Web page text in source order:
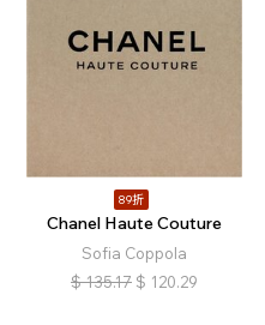
89折
Chanel Haute Couture
Sofia Coppola
$ 135.17 $ 120.29